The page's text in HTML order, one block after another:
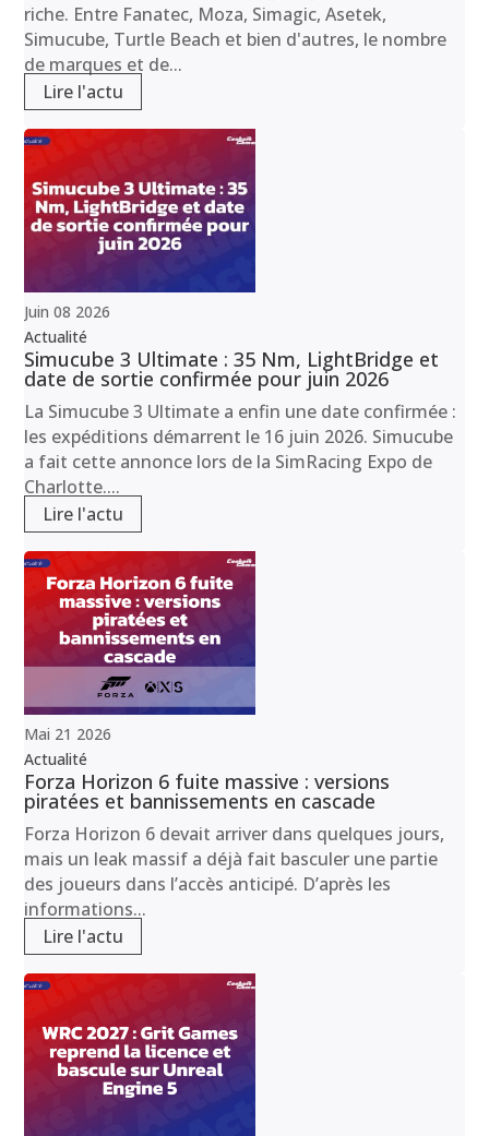
riche. Entre Fanatec, Moza, Simagic, Asetek,
Simucube, Turtle Beach et bien d'autres, le nombre
de marques et de...
Lire l'actu
Juin 08 2026
Actualité
Simucube 3 Ultimate : 35 Nm, LightBridge et
date de sortie confirmée pour juin 2026
La Simucube 3 Ultimate a enfin une date confirmée :
les expéditions démarrent le 16 juin 2026. Simucube
a fait cette annonce lors de la SimRacing Expo de
Charlotte....
Lire l'actu
Mai 21 2026
Actualité
Forza Horizon 6 fuite massive : versions
piratées et bannissements en cascade
Forza Horizon 6 devait arriver dans quelques jours,
mais un leak massif a déjà fait basculer une partie
des joueurs dans l’accès anticipé. D’après les
informations...
Lire l'actu